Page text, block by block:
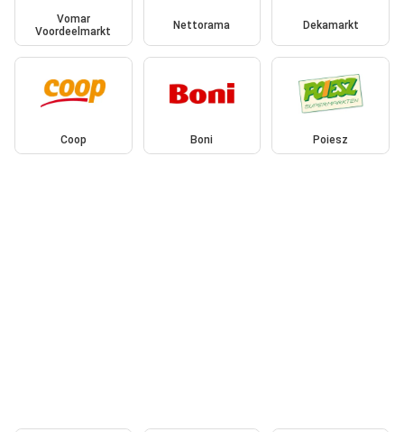
Vomar
Voordeelmarkt
Nettorama Dekamarkt
Coop Boni Poiesz